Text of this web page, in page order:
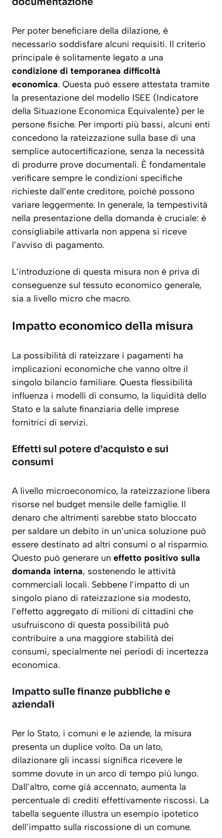
Per poter beneficiare della dilazione, è
necessario soddisfare alcuni requisiti. Il criterio
principale è solitamente legato a una
condizione di temporanea difficoltà
economica. Questa può essere attestata tramite
la presentazione del modello ISEE (Indicatore
della Situazione Economica Equivalente) per le
persone fisiche. Per importi più bassi, alcuni enti
concedono la rateizzazione sulla base di una
semplice autocertificazione, senza la necessità
di produrre prove documentali. È fondamentale
verificare sempre le condizioni specifiche
richieste dall’ente creditore, poiché possono
variare leggermente. In generale, la tempestività
nella presentazione della domanda è cruciale: è
consigliabile attivarla non appena si riceve
l’avviso di pagamento.
L’introduzione di questa misura non è priva di
conseguenze sul tessuto economico generale,
sia a livello micro che macro.
Impatto economico della misura
La possibilità di rateizzare i pagamenti ha
implicazioni economiche che vanno oltre il
singolo bilancio familiare. Questa flessibilità
influenza i modelli di consumo, la liquidità dello
Stato e la salute finanziaria delle imprese
fornitrici di servizi.
Effetti sul potere d’acquisto e sui
consumi
A livello microeconomico, la rateizzazione libera
risorse nel budget mensile delle famiglie. Il
denaro che altrimenti sarebbe stato bloccato
per saldare un debito in un’unica soluzione può
essere destinato ad altri consumi o al risparmio.
Questo può generare un effetto positivo sulla
domanda interna, sostenendo le attività
commerciali locali. Sebbene l’impatto di un
singolo piano di rateizzazione sia modesto,
l’effetto aggregato di milioni di cittadini che
usufruiscono di questa possibilità può
contribuire a una maggiore stabilità dei
consumi, specialmente nei periodi di incertezza
economica.
Impatto sulle finanze pubbliche e
aziendali
Per lo Stato, i comuni e le aziende, la misura
presenta un duplice volto. Da un lato,
dilazionare gli incassi significa ricevere le
somme dovute in un arco di tempo più lungo.
Dall’altro, come già accennato, aumenta la
percentuale di crediti effettivamente riscossi. La
tabella seguente illustra un esempio ipotetico
dell’impatto sulla riscossione di un comune.